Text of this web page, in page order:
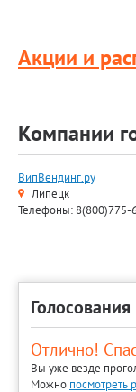
Акции и
Компании
ВипВендинг.ру
Липецк
Телефоны: 8(800)775-
Голосования
Отлично!
Вы уже везде
Можно посмотреть